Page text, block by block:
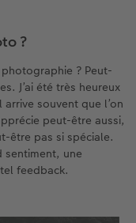
?
? Peut-
J’ai été très heureux
souvent que l’on
peut-être aussi,
être pas si spéciale.
sentiment, une
feedback.